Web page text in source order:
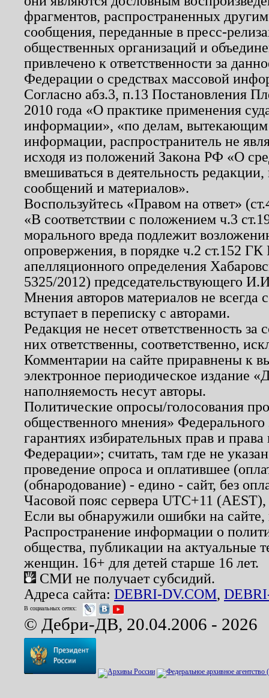
фрагментов, распространенных
сообщения, переданные в пресс-
общественных организаций и
привлечено к ответственности за
Федерации о средствах массовой
Согласно абз.3, п.13 Постановления
2010 года «О практике применения
информации», «по делам, вытекающим
информации, распространитель не
исходя из положений Закона РФ «О
вмешиваться в деятельность
сообщений и материалов».
Воспользуйтесь «Правом на ответ»
«В соответствии с положением ч.3
морального вреда подлежит
опровержения, в порядке ч.2 ст.152
апелляционного определения
5325/2012) председательствующего
Мнения авторов материалов не
вступает в переписку с авторами.
Редакция не несет ответственность
них ответственны, соответственно,
Комментарии на сайте приравнены к
электронное периодическое издание
наполняемость несут авторы.
Политические опросы/голосования
общественного мнения»
гарантиях избирательных прав и
Федерации»; считать, там где не
проведение опроса и оплатившее
(обнародование) - едино - сайт, без
Часовой пояс сервера UTC+11
Если вы обнаружили ошибки на
Распространение информации о
общества, публикации на актуальные
женщин. 16+ для детей старше 16 лет.
СМИ не получает субсидий.
Адреса сайта: DEBRI-DV.COM,
В социальных сетях:
© Дебри-ДВ, 20.04.2006 - 2026